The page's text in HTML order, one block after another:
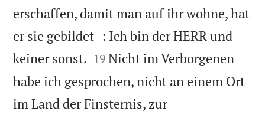
erschaffen, damit man auf ihr wohne, hat
er sie gebildet -: Ich bin der HERR und
keiner sonst. 

19 Nicht im Verborgenen
habe ich gesprochen, nicht an einem Ort
im Land der Finsternis, zur